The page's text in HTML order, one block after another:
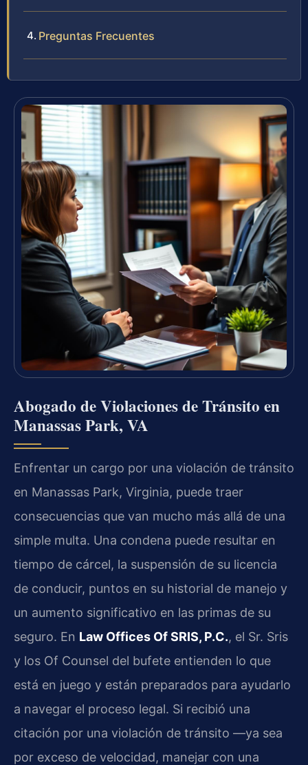
Preguntas Frecuentes
Abogado de Violaciones de Tránsito en
Manassas Park, VA
Enfrentar un cargo por una violación de tránsito
en Manassas Park, Virginia, puede traer
consecuencias que van mucho más allá de una
simple multa. Una condena puede resultar en
tiempo de cárcel, la suspensión de su licencia
de conducir, puntos en su historial de manejo y
un aumento significativo en las primas de su
seguro. En Law Offices Of SRIS, P.C., el Sr. Sris
y los Of Counsel del bufete entienden lo que
está en juego y están preparados para ayudarlo
a navegar el proceso legal. Si recibió una
citación por una violación de tránsito —ya sea
por exceso de velocidad, manejar con una